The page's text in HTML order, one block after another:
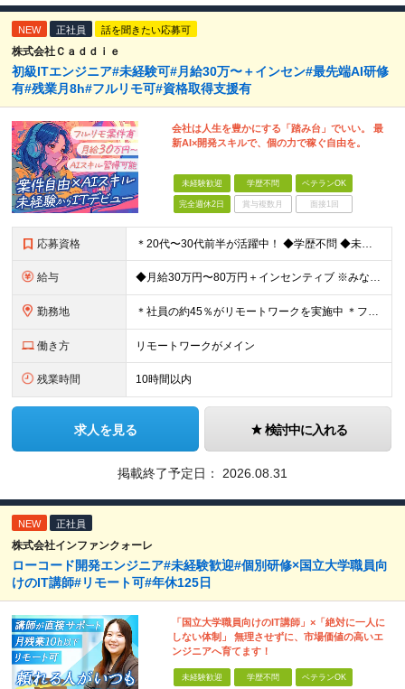
NEW 正社員 話を聞きたい応募可
株式会社Ｃａｄｄｉｅ
初級ITエンジニア#未経験可#月給30万〜＋インセン#最先端AI研修
有#残業月8h#フルリモ可#資格取得支援有
会社は人生を豊かにする「踏み台」でいい。 最
新AI×開発スキルで、個の力で稼ぐ自由を。
未経験歓迎 学歴不問 ベテランOK
完全週休2日 賞与複数月 面接1回
応募資格 ＊20代〜30代前半が活躍中！ ◆学歴不問 ◆未経験歓迎 ★「手に職をつけたい」「今の自分を変えたい」という意欲を最重視します。 ＼こんな方にピッタリです！／ ◆接客・販売・営業など「人と話す仕事
給与 ◆月給30万円〜80万円＋インセンティブ ※みなし残業代（月10時間・16,000円）を含みます ※超過分は別途支給します ※試用期間3か月あり（給与は28万円、待遇に差異なし）
勤務地 ＊社員の約45％がリモートワークを実施中 ＊フルリモート案件もあり ＊転勤はありません 本社（横浜）または、東京・神奈川の各プロジェクト先。 【本社】 神奈川県横浜市中区不老町2丁目11-8 税経
働き方 リモートワークがメイン
残業時間 10時間以内
求人を見る 検討中に入れる
掲載終了予定日： 2026.08.31
NEW 正社員
株式会社インファンクォーレ
ローコード開発エンジニア#未経験歓迎#個別研修×国立大学職員向
けのIT講師#リモート可#年休125日
「国立大学職員向けのIT講師」×「絶対に一人に
しない体制」 無理させずに、市場価値の高いエ
ンジニアへ育てます！
未経験歓迎 学歴不問 ベテランOK